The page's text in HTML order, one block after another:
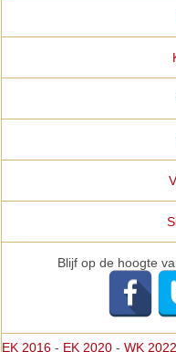
Blijf op de hoogte
EK 2016 - EK 2020 -WK 2022